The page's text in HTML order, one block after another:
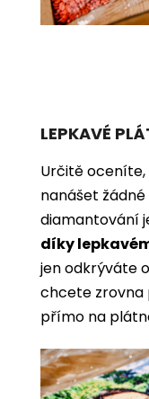
LEPKAVÉ
Určitě
nanášet
diamantování
díky
jen odkrýváte
chcete zrovna
přímo na